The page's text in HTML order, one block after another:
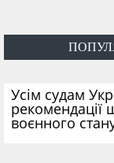
​Усім судам
рекомендації
воєнного